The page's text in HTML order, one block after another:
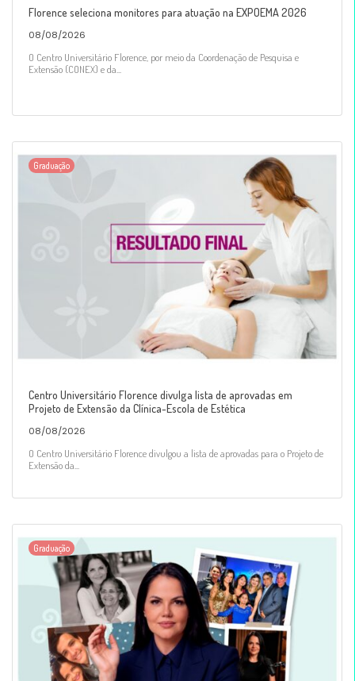
Florence seleciona monitores para atuação na EXPOEMA 2026
08/08/2026
O Centro Universitário Florence, por meio da Coordenação de Pesquisa e
Extensão (CONEX) e da...
Graduação
Centro Universitário Florence divulga lista de aprovadas em
Projeto de Extensão da Clínica-Escola de Estética
08/08/2026
O Centro Universitário Florence divulgou a lista de aprovadas para o Projeto de
Extensão da...
Graduação